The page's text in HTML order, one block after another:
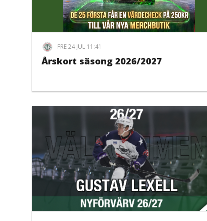
FRE 24 JUL 11:41
Årskort säsong 2026/2027